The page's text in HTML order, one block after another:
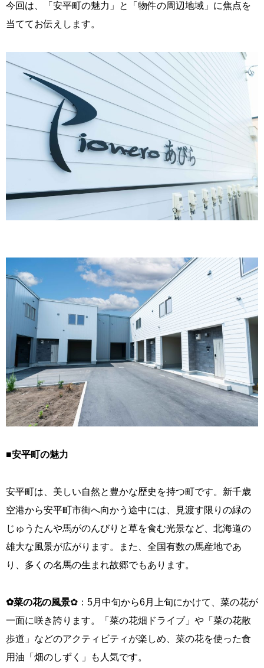
今回は、「安平町の魅力」と「物件の周辺地域」に焦点を
当ててお伝えします。
■安平町の魅力
安平町は、美しい自然と豊かな歴史を持つ町です。新千歳
空港から安平町市街へ向かう途中には、見渡す限りの緑の
じゅうたんや馬がのんびりと草を食む光景など、北海道の
雄大な風景が広がります。また、全国有数の馬産地であ
り、多くの名馬の生まれ故郷でもあります。
✿菜の花の風景✿：5月中旬から6月上旬にかけて、菜の花が
一面に咲き誇ります。「菜の花畑ドライブ」や「菜の花散
歩道」などのアクティビティが楽しめ、菜の花を使った食
用油「畑のしずく」も人気です。